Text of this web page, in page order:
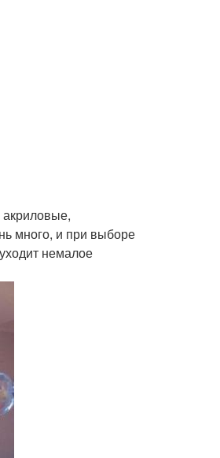
много, и при выборе
немалое